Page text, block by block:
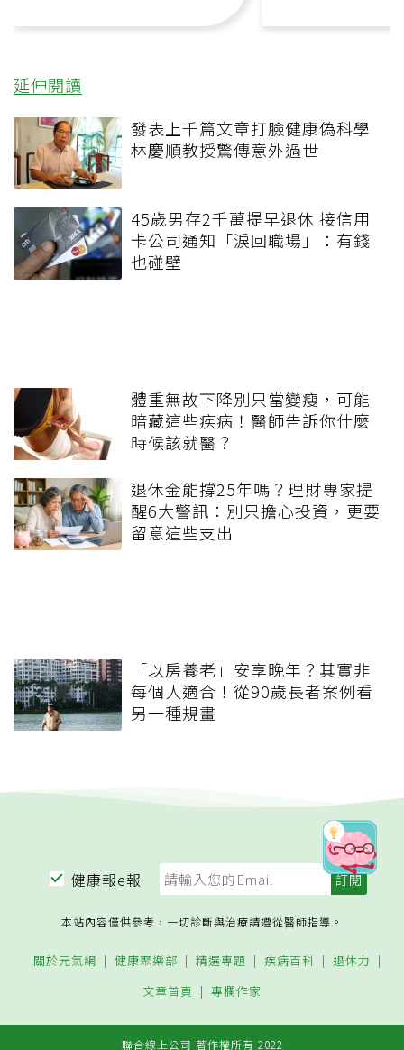
延伸閱讀
發表上千篇文章打臉健康偽科學
林慶順教授驚傳意外過世
45歲男存2千萬提早退休 接信用
卡公司通知「淚回職場」：有錢
也碰壁
體重無故下降別只當變瘦，可能
暗藏這些疾病！醫師告訴你什麼
時候該就醫？
退休金能撐25年嗎？理財專家提
醒6大警訊：別只擔心投資，更要
留意這些支出
「以房養老」安享晚年？其實非
每個人適合！從90歲長者案例看
另一種規畫
健康報e報
本站內容僅供參考，一切診斷與治療請遵從醫師指導。
關於元氣網 健康聚樂部 精選專題 疾病百科
退休力
文章首頁
專欄作家
聯合線上公司 著作權所有 2022